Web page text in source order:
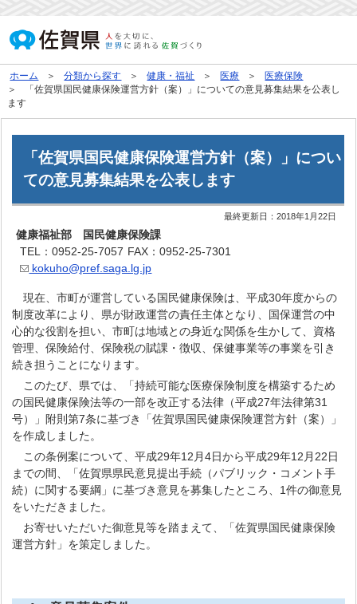
ホーム 分類から探す 健康・福祉 医療
医療保険
「佐賀県国民健康保険運営方針（案）」についての意見募集結果を公表し
ます
「佐賀県国民健康保険運営方針（案）」につい
ての意見募集結果を公表します
最終更新日：2018年1月22日
健康福祉部 国民健康保険課
TEL：0952-25-7057 FAX：0952-25-7301
kokuho@pref.saga.lg.jp
現在、市町が運営している国民健康保険は、平成30年度からの
制度改革により、県が財政運営の責任主体となり、国保運営の中
心的な役割を担い、市町は地域との身近な関係を生かして、資格
管理、保険給付、保険税の賦課・徴収、保健事業等の事業を引き
続き担うことになります。
このたび、県では、「持続可能な医療保険制度を構築するため
の国民健康保険法等の一部を改正する法律（平成27年法律第31
号）」附則第7条に基づき「佐賀県国民健康保険運営方針（案）」
を作成しました。
この条例案について、平成29年12月4日から平成29年12月22日
までの間、「佐賀県県民意見提出手続（パブリック・コメント手
続）に関する要綱」に基づき意見を募集したところ、1件の御意見
をいただきました。
お寄せいただいた御意見等を踏まえて、「佐賀県国民健康保険
運営方針」を策定しました。